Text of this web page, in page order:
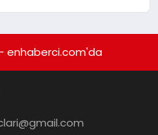
enhaberci.com'da